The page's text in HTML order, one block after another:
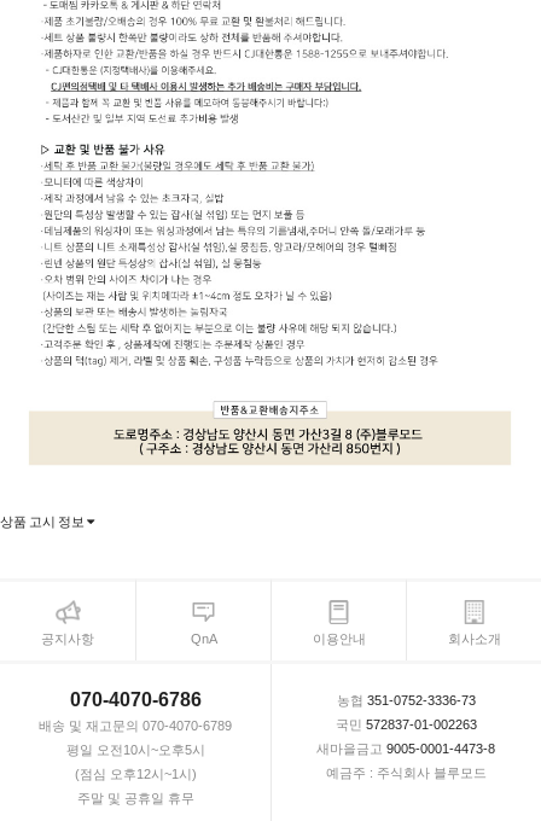
상품 고시 정보
공지사항 QnA 이용안내 회사소개
070-4070-6786
배송 및 재고문의 070-4070-6789
평일 오전10시~오후5시
(점심 오후12시~1시)
주말 및 공휴일 휴무
농협 351-0752-3336-73
국민 572837-01-002263
새마을금고 9005-0001-4473-8
예금주 : 주식회사 블루모드